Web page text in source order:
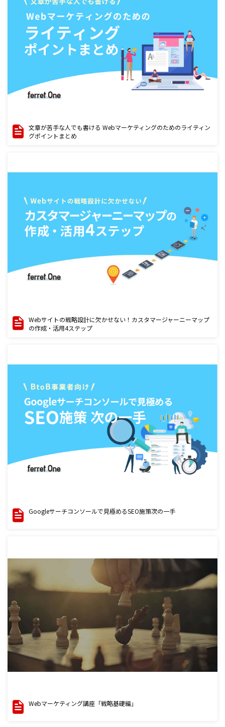
文章が苦手な人でも書ける Webマーケティングのためのライティン
グポイントまとめ
Webサイトの戦略設計に欠かせない！カスタマージャーニーマップ
の作成・活用4ステップ
Googleサーチコンソールで見極めるSEO施策次の一手
Webマーケティング講座「戦略基礎編」